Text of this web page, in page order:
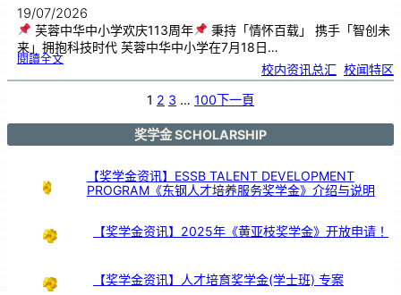
19/07/2026
芙蓉中华中小学欢庆113周年
秉持「情怀百载」 携手「智创未
来」拥抱科技时代 芙蓉中华中小学在7月18日…
閱讀全文:芙
中
华
1
1
年
校内资讯总汇 校闻特区
1 2 3 … 100下一頁
奖学金 SCHOLARSHIP
【奖学金资讯】ESSB TALENT DEVELOPMENT
PROGRAM《东钢人才培养服务奖学金》介绍与说明
【奖学金资讯】2025年《黄亚枝奖学金》开放申请！
【奖学金资讯】人才培育奖学金(学士班) 专案